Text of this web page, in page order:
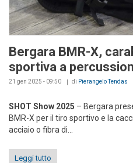
Bergara BMR-X,
sportiva a
21 gen 2025 - 09:50 di Pierangelo Tendas
SHOT Show 2025 – Bergara
BMR-X per il tiro sportivo e la
acciaio o fibra di...
Leggi tutto